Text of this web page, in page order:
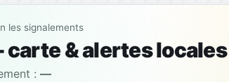
les signalements
& alertes locales
: —